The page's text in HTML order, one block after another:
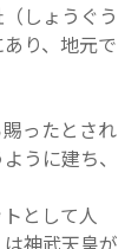
しょうぐう
り、地元で
ったとされ
うに建ち、
として人
神武天皇が